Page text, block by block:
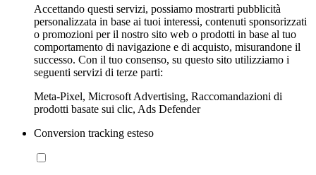
Accettando questi servizi, possiamo mostrarti pubblicità
personalizzata in base ai tuoi interessi, contenuti sponsorizzati
o promozioni per il nostro sito web o prodotti in base al tuo
comportamento di navigazione e di acquisto, misurandone il
successo. Con il tuo consenso, su questo sito utilizziamo i
seguenti servizi di terze parti:
Meta-Pixel, Microsoft Advertising, Raccomandazioni di
prodotti basate sui clic, Ads Defender
Conversion tracking esteso